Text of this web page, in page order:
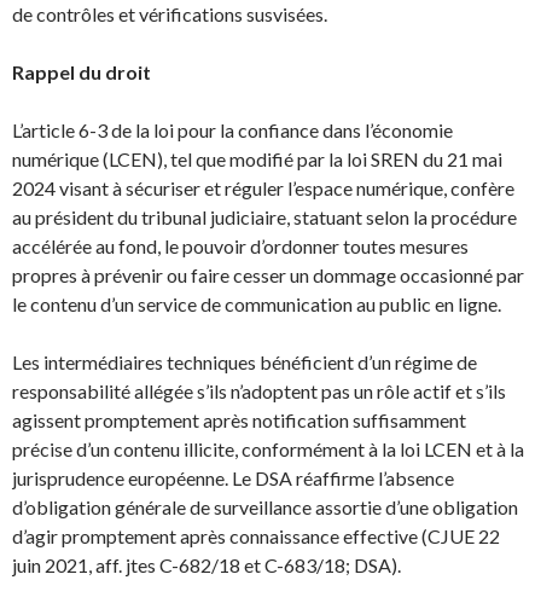
de contrôles et vérifications susvisées.
Rappel du droit
L’article 6-3 de la loi pour la confiance dans l’économie
numérique (LCEN), tel que modifié par la loi SREN du 21 mai
2024 visant à sécuriser et réguler l’espace numérique, confère
au président du tribunal judiciaire, statuant selon la procédure
accélérée au fond, le pouvoir d’ordonner toutes mesures
propres à prévenir ou faire cesser un dommage occasionné par
le contenu d’un service de communication au public en ligne.
Les intermédiaires techniques bénéficient d’un régime de
responsabilité allégée s’ils n’adoptent pas un rôle actif et s’ils
agissent promptement après notification suffisamment
précise d’un contenu illicite, conformément à la loi LCEN et à la
jurisprudence européenne. Le DSA réaffirme l’absence
d’obligation générale de surveillance assortie d’une obligation
d’agir promptement après connaissance effective (CJUE 22
juin 2021, aff. jtes C-682/18 et C-683/18; DSA).